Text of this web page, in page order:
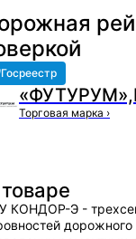
Госреестр
Торговая марка ›
КОНДОР-Э -